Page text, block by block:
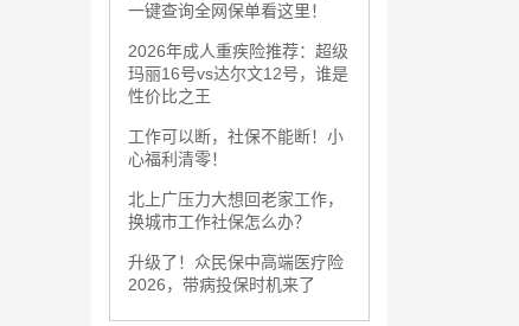
一键查询全网保单看这里！
2026年成人重疾险推荐：超级
玛丽16号vs达尔文12号，谁是
性价比之王
工作可以断，社保不能断！小
心福利清零！
北上广压力大想回老家工作，
换城市工作社保怎么办？
升级了！众民保中高端医疗险
2026，带病投保时机来了